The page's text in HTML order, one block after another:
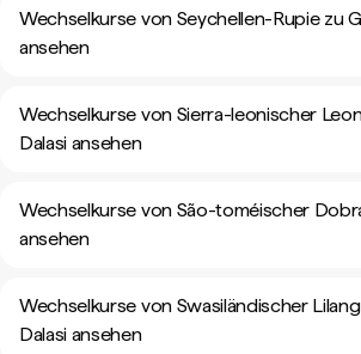
Wechselkurse von Seychellen-Rupie zu
ansehen
Wechselkurse von Sierra-leonischer
Dalasi ansehen
Wechselkurse von São-toméischer
ansehen
Wechselkurse von Swasiländischer
Dalasi ansehen